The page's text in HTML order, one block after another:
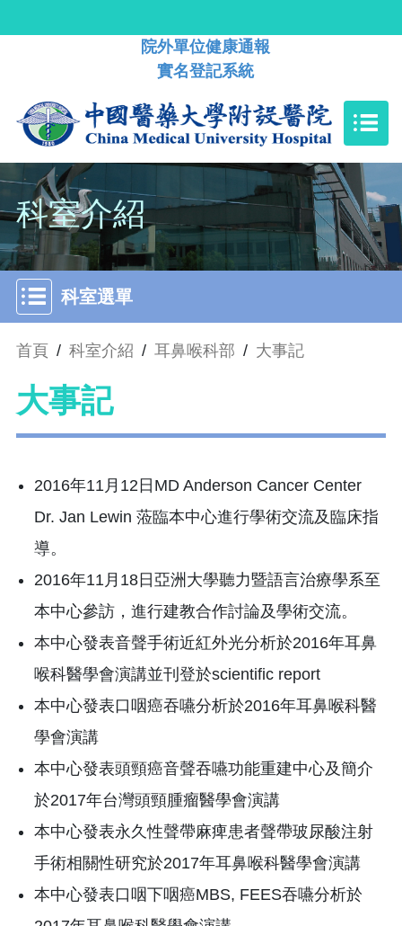
院外單位健康通報
實名登記系統
科室介紹
科室選單
首頁 / 科室介紹 / 耳鼻喉科部 / 大事記
大事記
2016年11月12日MD Anderson Cancer Center
Dr. Jan Lewin 蒞臨本中心進行學術交流及臨床指
導。
2016年11月18日亞洲大學聽力暨語言治療學系至
本中心參訪，進行建教合作討論及學術交流。
本中心發表音聲手術近紅外光分析於2016年耳鼻
喉科醫學會演講並刊登於scientific report
本中心發表口咽癌吞嚥分析於2016年耳鼻喉科醫
學會演講
本中心發表頭頸癌音聲吞嚥功能重建中心及簡介
於2017年台灣頭頸腫瘤醫學會演講
本中心發表永久性聲帶麻痺患者聲帶玻尿酸注射
手術相關性研究於2017年耳鼻喉科醫學會演講
本中心發表口咽下咽癌MBS, FEES吞嚥分析於